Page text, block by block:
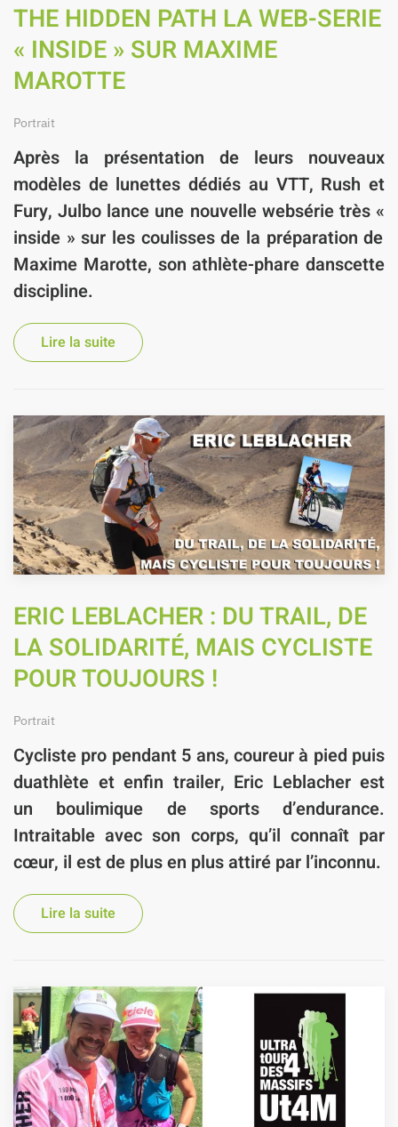
THE HIDDEN PATH LA WEB-SERIE
« INSIDE » SUR MAXIME
MAROTTE
Portrait
Après la présentation de leurs nouveaux
modèles de lunettes dédiés au VTT, Rush et
Fury, Julbo lance une nouvelle websérie très «
inside » sur les coulisses de la préparation de
Maxime Marotte, son athlète-phare danscette
discipline.
Lire la suite
ERIC LEBLACHER : DU TRAIL, DE
LA SOLIDARITÉ, MAIS CYCLISTE
POUR TOUJOURS !
Portrait
Cycliste pro pendant 5 ans, coureur à pied puis
duathlète et enfin trailer, Eric Leblacherest
un boulimique de sports d’endurance.
Intraitable avec son corps, qu’il connaît par
cœur, il est de plus en plus attiré par l’inconnu.
Lire la suite